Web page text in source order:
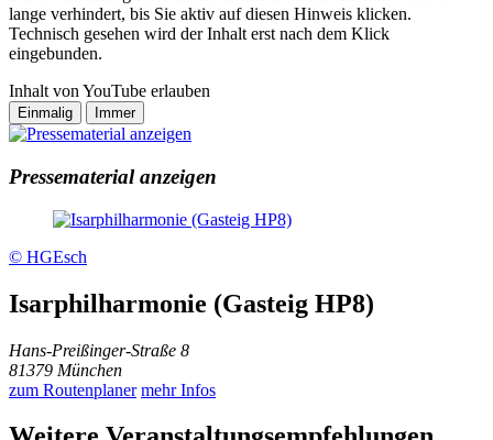
lange verhindert, bis Sie aktiv auf diesen Hinweis klicken.
Technisch gesehen wird der Inhalt erst nach dem Klick
eingebunden.
Inhalt von YouTube erlauben
Pressematerial anzeigen
© HGEsch
Isarphilharmonie (Gasteig HP8)
Hans-Preißinger-Straße 8
81379 München
zum Routenplaner mehr Infos